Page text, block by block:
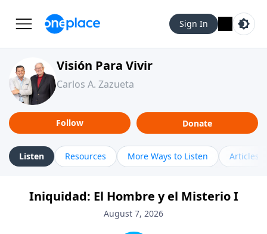
Sign In
Visión Para Vivir
Carlos A. Zazueta
Follow Donate
Listen Resources More Ways to Listen Articles
Iniquidad: El Hombre y el Misterio I
August 7, 2026